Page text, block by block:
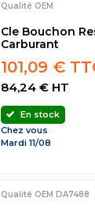
Qualité OEM
Cle Bouchon
Carburant
101,09 €
84,24 € HT
En stock
Chez vous
Mardi 11/08
Qualité OEM DA7488